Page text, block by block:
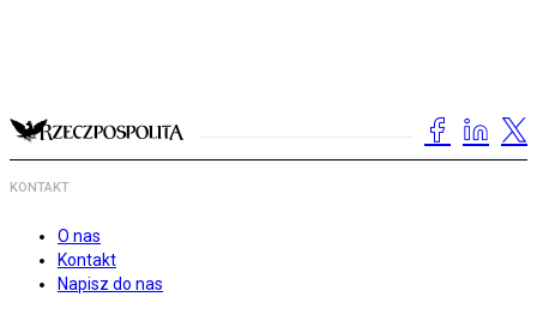
KONTAKT
O nas
Kontakt
Napisz do nas